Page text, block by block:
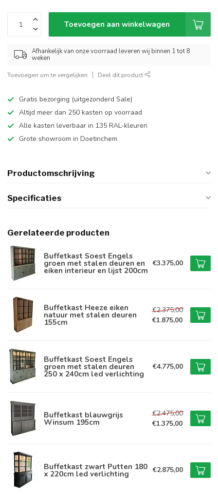
Toevoegen aan winkelwagen
Afhankelijk van onze voorraad leveren wij binnen 1 tot 8
weken
Toevoegen om te vergelijken Deel dit product
Gratis bezorging (uitgezonderd Sale)
Altijd meer dan 250 kasten op voorraad
Alle kasten leverbaar in 135 RAL-kleuren
Grote showroom in Doetinchem
Productomschrijving
Specificaties
Gerelateerde producten
Buffetkast Soest Engels
groen met stalen deuren en
eiken interieur en lijst 200cm
€3.375,00
Buffetkast Heeze eiken
natuur met stalen deuren
155cm
€2.375,00
€1.875,00
Buffetkast Soest Engels
groen met stalen deuren
250 x 240cm led verlichting
€4.775,00
Buffetkast blauwgrijs
Winsum 195cm
€2.475,00
€1.375,00
Buffetkast zwart Putten 180
x 220cm led verlichting €2.875,00